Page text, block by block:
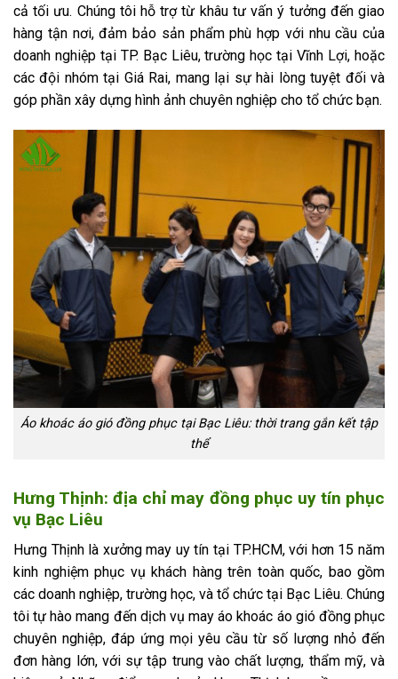
cả tối ưu. Chúng tôi hỗ trợ từ khâu tư vấn ý tưởng đến giao
hàng tận nơi, đảm bảo sản phẩm phù hợp với nhu cầu của
doanh nghiệp tại TP. Bạc Liêu, trường học tại Vĩnh Lợi, hoặc
các đội nhóm tại Giá Rai, mang lại sự hài lòng tuyệt đối và
góp phần xây dựng hình ảnh chuyên nghiệp cho tổ chức bạn.
Áo khoác áo gió đồng phục tại Bạc Liêu: thời trang gắn kết tập
thể
Hưng Thịnh: địa chỉ may đồng phục uy tín phục
vụ Bạc Liêu
Hưng Thịnh là xưởng may uy tín tại TP.HCM, với hơn 15 năm
kinh nghiệm phục vụ khách hàng trên toàn quốc, bao gồm
các doanh nghiệp, trường học, và tổ chức tại Bạc Liêu. Chúng
tôi tự hào mang đến dịch vụ may áo khoác áo gió đồng phục
chuyên nghiệp, đáp ứng mọi yêu cầu từ số lượng nhỏ đến
đơn hàng lớn, với sự tập trung vào chất lượng, thẩm mỹ, và